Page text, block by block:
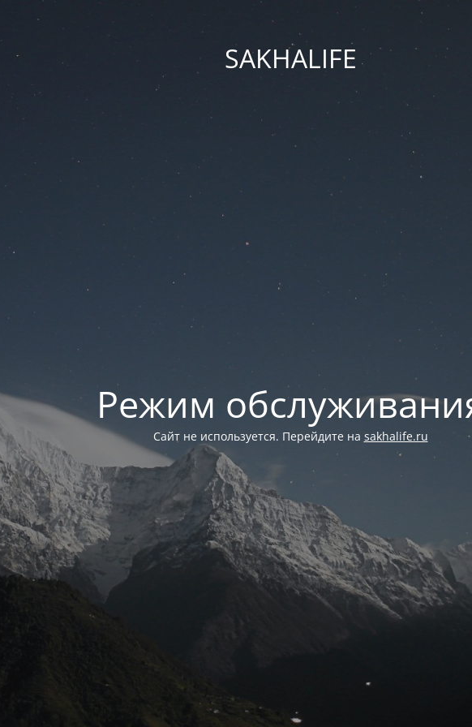
SAKHALIFE
Режим
Сайт не используется. Перейдите на sakhalife.ru